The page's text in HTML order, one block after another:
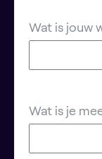
Wat is jouw
Wat is je